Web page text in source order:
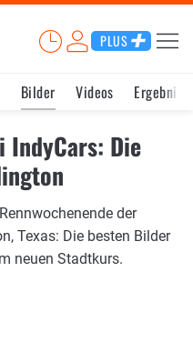
PLUS
Bilder Videos
IndyCars: Die
der
Texas: Die besten Bilder
neuen Stadtkurs.